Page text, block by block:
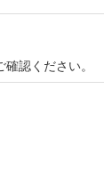
認ください。